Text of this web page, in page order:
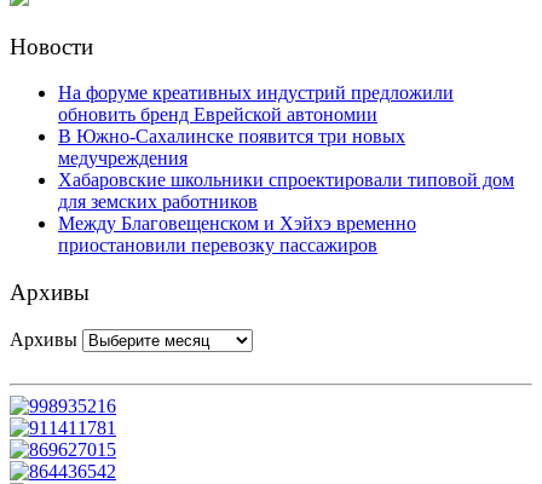
Новости
На форуме креативных индустрий предложили
обновить бренд Еврейской автономии
В Южно-Сахалинске появится три новых
медучреждения
Хабаровские школьники спроектировали типовой дом
для земских работников
Между Благовещенском и Хэйхэ временно
приостановили перевозку пассажиров
Архивы
Архивы